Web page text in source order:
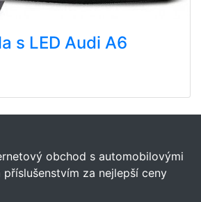
s LED Audi A6
obchod s automobilovými
za nejlepší ceny